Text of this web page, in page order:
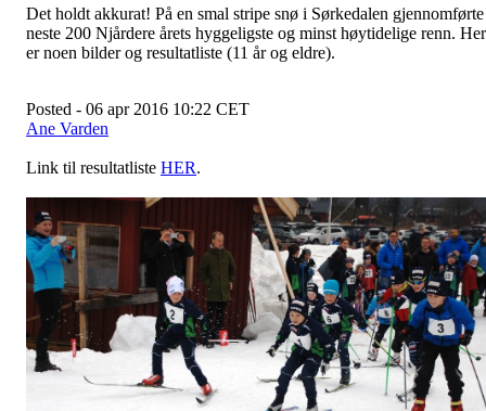
Det holdt akkurat! På en smal stripe snø i Sørkedalen gjennomførte
neste 200 Njårdere årets hyggeligste og minst høytidelige renn. Her
er noen bilder og resultatliste (11 år og eldre).
Posted - 06 apr 2016 10:22 CET
Ane Varden
Link til resultatliste HER.